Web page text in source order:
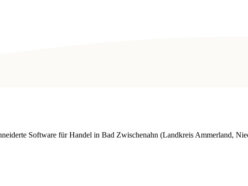
Software für Handel in Bad Zwischenahn (Landkreis Ammerland,